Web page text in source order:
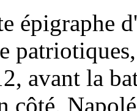
épigraphe
avant la
côté,